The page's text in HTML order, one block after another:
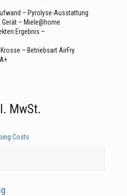
– Pyrolyse-Ausstattung
– Miele@home
Ergebnis –
– Betriebsart AirFry
MwSt.
Costs